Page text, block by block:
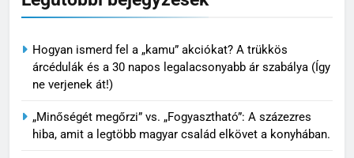
Hogyan ismerd fel a „kamu” akciókat? A trükkös
árcédulák és a 30 napos legalacsonyabb ár szabálya (Így
ne verjenek át!)
„Minőségét megőrzi” vs. „Fogyasztható”: A százezres
hiba, amit a legtöbb magyar család elkövet a konyhában.